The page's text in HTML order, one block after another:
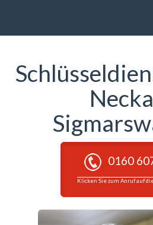
0160
Klicken Sie zum Anruf auf